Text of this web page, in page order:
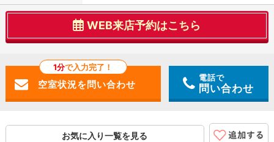
WEB来店予約はこちら
1分で入力完了！
電話で
問い合わせ
お気に入り一覧を見る